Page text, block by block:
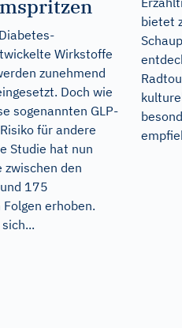
Wirkstoffe
zunehmend
Doch wie
sogenannten GLP-
für andere
Studie hat nun
zwischen den
175
erhoben.
bietet